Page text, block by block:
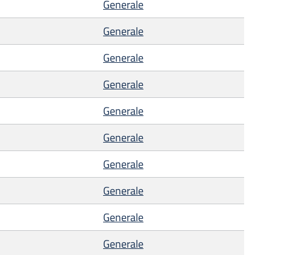
Generale
Generale
Generale
Generale
Generale
Generale
Generale
Generale
Generale
Generale